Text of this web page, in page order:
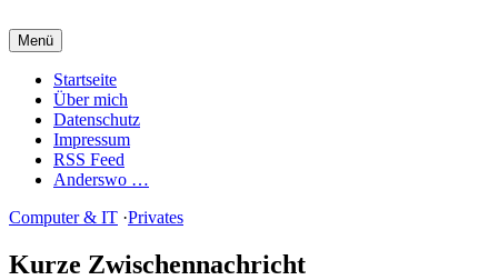
Inhalt
springen
Charming Quark
Menü
Startseite
Über mich
Datenschutz
Impressum
RSS Feed
Anderswo …
Computer & IT ·Privates
Kurze Zwischennachricht